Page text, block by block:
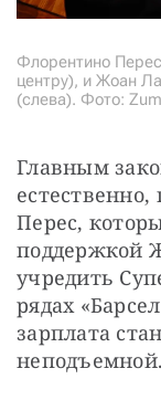
Флорентино
центру), и Жоан
(слева). Фото:
Главным
Перес,
поддержкой
учредить
рядах
зарплата
неподъемной.